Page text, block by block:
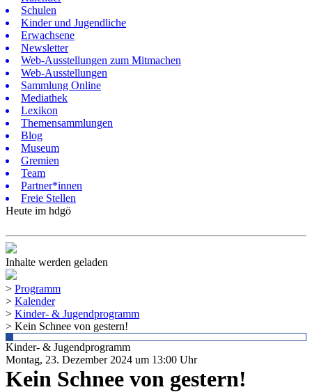
Schulen
Kinder und Jugendliche
Erwachsene
Newsletter
Web-Ausstellungen zum Mitmachen
Web-Ausstellungen
Sammlung Online
Mediathek
Lexikon
Themensammlungen
Blog
Museum
Gremien
Team
Partner*innen
Freie Stellen
Heute im hdgö
Inhalte werden geladen
> Programm
> Kalender
> Kinder- & Jugendprogramm
> Kein Schnee von gestern!
Kinder- & Jugendprogramm
Montag, 23. Dezember 2024 um 13:00 Uhr
Kein Schnee von gestern!